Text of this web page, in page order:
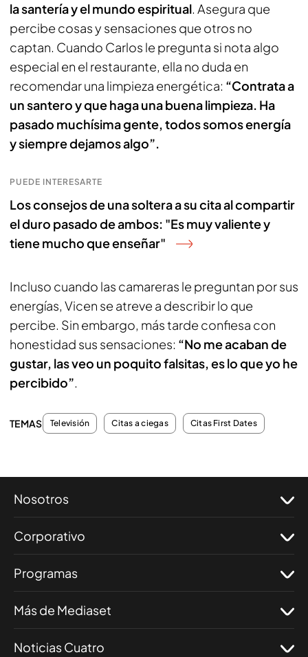
la santería y el mundo espiritual. Asegura que
percibe cosas y sensaciones que otros no
captan. Cuando Carlos le pregunta si nota algo
especial en el restaurante, ella no duda en
recomendar una limpieza energética: “Contrata a
un santero y que haga una buena limpieza. Ha
pasado muchísima gente, todos somos energía
y siempre dejamos algo”.
PUEDE INTERESARTE
Los consejos de una soltera a su cita al compartir
el duro pasado de ambos: "Es muy valiente y
tiene mucho que enseñar"
Incluso cuando las camareras le preguntan por sus
energías, Vicen se atreve a describir lo que
percibe. Sin embargo, más tarde confiesa con
honestidad sus sensaciones: “No me acaban de
gustar, las veo un poquito falsitas, es lo que yo he
percibido”.
TEMAS Televisión Citas a ciegas Citas First Dates
Nosotros
Corporativo
Programas
Más de Mediaset
Noticias Cuatro